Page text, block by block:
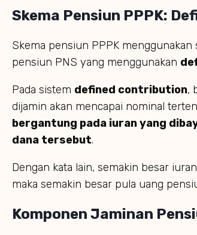
Skema Pensiun PPPK:
Skema pensiun PPPK menggunakan
pensiun PNS yang menggunakan
Pada sistem defined contribution,
dijamin akan mencapai nominal
bergantung pada iuran yang
dana tersebut.
Dengan kata lain, semakin besar
maka semakin besar pula uang
Komponen Jaminan